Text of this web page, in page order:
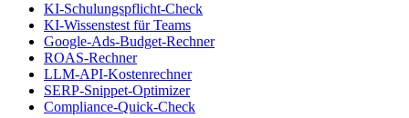
KI-Schulungspflicht-Check
KI-Wissenstest für Teams
Google-Ads-Budget-Rechner
ROAS-Rechner
LLM-API-Kostenrechner
SERP-Snippet-Optimizer
Compliance-Quick-Check